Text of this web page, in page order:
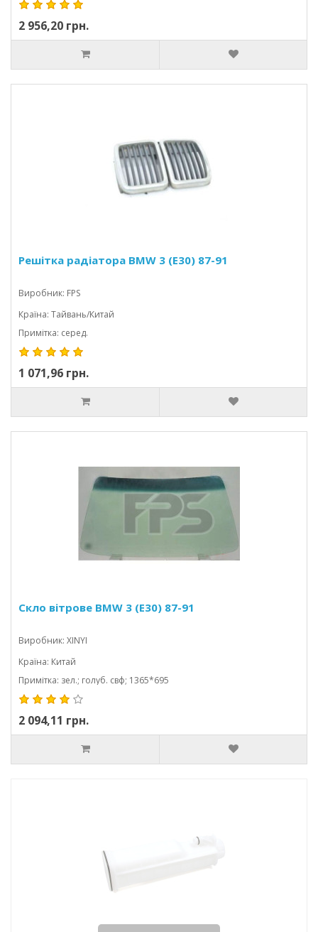
2 956,20 грн.
Решітка радіатора BMW 3 (E30) 87-91
Виробник: FPS
Країна: Тайвань/Китай
Примітка: серед.
1 071,96 грн.
Скло вітрове BMW 3 (E30) 87-91
Виробник: XINYI
Країна: Китай
Примітка: зел.; голуб. свф; 1365*695
2 094,11 грн.